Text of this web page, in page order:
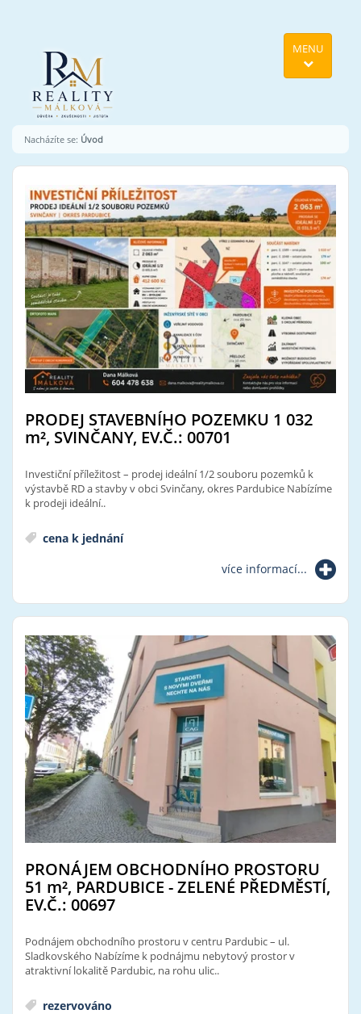
MENU
Nacházíte se: Úvod
PRODEJ STAVEBNÍHO POZEMKU 1 032
m², SVINČANY, EV.Č.: 00701
Investiční příležitost – prodej ideální 1/2 souboru pozemků k
výstavbě RD a stavby v obci Svinčany, okres Pardubice Nabízíme
k prodeji ideální..
cena k jednání
více informací...
PRONÁJEM OBCHODNÍHO PROSTORU
51 m², PARDUBICE - ZELENÉ PŘEDMĚSTÍ,
EV.Č.: 00697
Podnájem obchodního prostoru v centru Pardubic – ul.
Sladkovského Nabízíme k podnájmu nebytový prostor v
atraktivní lokalitě Pardubic, na rohu ulic..
rezervováno